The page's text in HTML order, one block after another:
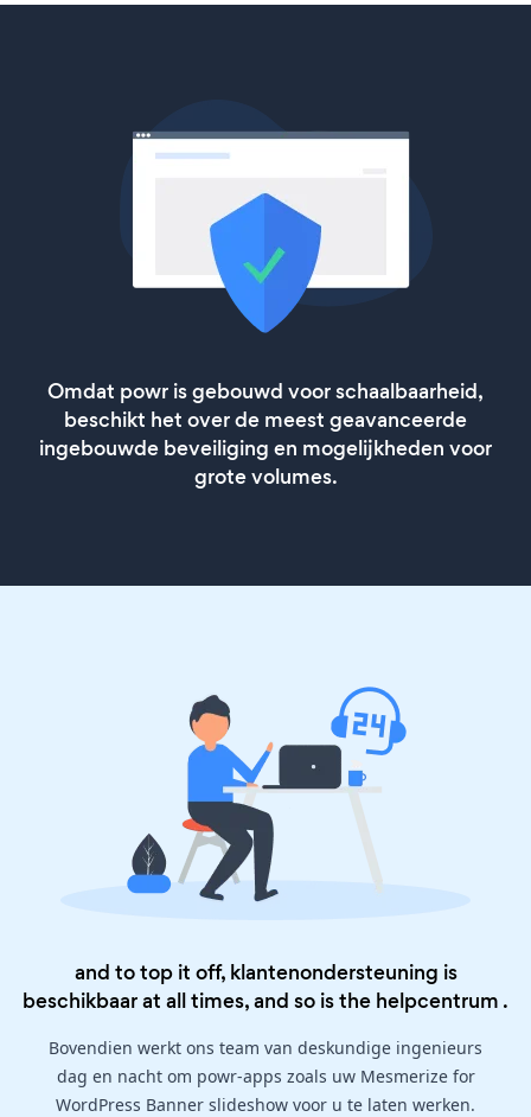
Omdat powr is gebouwd voor schaalbaarheid,
beschikt het over de meest geavanceerde
ingebouwde beveiliging en mogelijkheden voor
grote volumes.
and to top it off, klantenondersteuning is
beschikbaar at all times, and so is the helpcentrum .
Bovendien werkt ons team van deskundige ingenieurs
dag en nacht om powr-apps zoals uw Mesmerize for
WordPress Banner slideshow voor u te laten werken.